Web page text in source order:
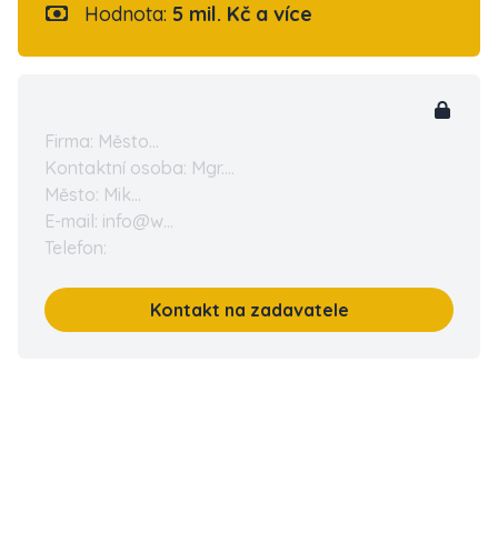
Hodnota: 5 mil. Kč a více
Firma: Město...
Kontaktní osoba: Mgr....
Město: Mik...
E-mail: info@w...
Telefon:
Kontakt na zadavatele